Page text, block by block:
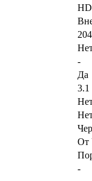
-
Да
3.1
От
-